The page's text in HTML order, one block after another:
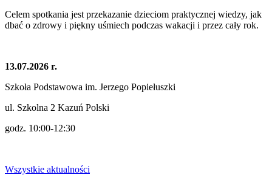
Celem spotkania jest przekazanie dzieciom praktycznej wiedzy, jak
dbać o zdrowy i piękny uśmiech podczas wakacji i przez cały rok.
13.07.2026 r.
Szkoła Podstawowa im. Jerzego Popiełuszki
ul. Szkolna 2 Kazuń Polski
godz. 10:00-12:30
Wszystkie aktualności